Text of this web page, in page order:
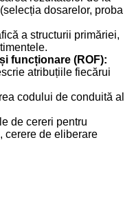
dosarelor, proba
a structurii primăriei,
funcționare (ROF):
atribuțiile fiecărui
codului de conduită al
de cereri pentru
cerere de eliberare